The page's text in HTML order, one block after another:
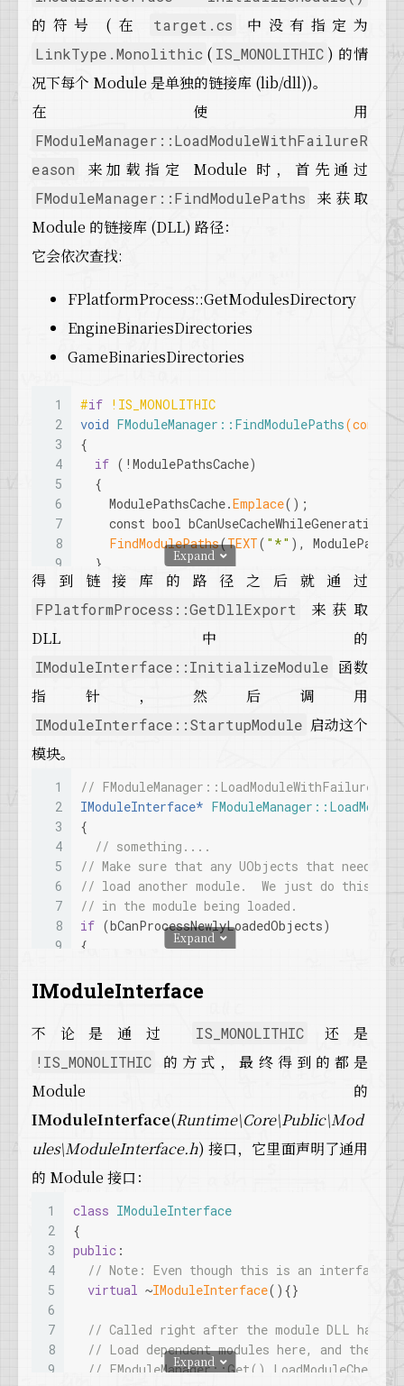
38
39
40
41
42
43
44
46
47
49
public
:
void
RegisterStaticallyLinkedModule( const
{
    StaticallyLinkedModuleInitializers.
  }
private :
/** Map of module names to a delegate
typedef TMap< FName,
FStaticallyLinkedModuleInitializerMap
};
16
18
19
21
22
24
25
27
28
30
32
33
44
46
47
49
50
52
(ModuleInitializerPtr != nullptr)
const FInitializeStaticallyLinkedModule&
// Initialize the module!
    ModuleInfo->Module =
    {
// Startup the module
    ModuleInfo->Module->
// The module might try to load other
ModuleInfo->LoadOrder =
// Module was started successfully!
// Set the return parameter
    }
else
    {
UE_LOG
(LogModuleManager, Warning,
OutFailureReason =
    }
IS_MONOLITHIC
else
  {
// Monolithic builds that do not have
// (FileNotFound is an acceptable error
(LogModuleManager, Warning, TEXT
  }
endif
};
的符号 (在 target.cs 中没有指定为
LinkType.Monolithic ( IS_MONOLITHIC ) 的情
况下每个 Module 是单独的链接库 (lib/dll))。
在使用
FModuleManager::LoadModuleWithFailureR
eason
来加载指定 Module 时，首先通过
FModuleManager::FindModulePaths
来获取
Module 的链接库 (DLL) 路径：
它会依次查找:
FPlatformProcess::GetModulesDirectory
EngineBinariesDirectories
GameBinariesDirectories
1
2
3
4
5
6
7
8
9
10
11
13
14
17
19
20
21
22
23
24
25
26
27
28
30
31
34
36
37
39
40
42
43
44
45
46
47
48
49
50
#if !IS_MONOLITHIC
void FModuleManager::FindModulePaths(const
{
if (!ModulePathsCache)
  {
    ModulePathsCache.
Emplace();
const bool
FindModulePaths(TEXT( "*" ),
  }
if (bCanUseCache)
// Try to use cache first
if (const FString* ModulePathPtr =
      OutModulePaths.
Add(
return;
// Wildcard for all items
if (FCString::Strcmp(NamePattern, TEXT
    {
      OutModulePaths = ModulePathsCache.
return
    }
// Wildcard search
(FCString::Strchr
bFoundItems =
FString NamePatternString
      {
if (CacheIt.Key. ToString ().
          OutModulePaths.
(CacheIt.Key,
          bFoundItems =
true ;
        }
      }
      {
      }
    }
  }
// Search through the engine directory
FindModulePathsInDirectory
Expand
得到链接库的路径之后就通过
FPlatformProcess::GetDllExport
来获取
DLL 中的
IModuleInterface::InitializeModule 函数
指针，然后调用
IModuleInterface::StartupModule 启动这个
模块。
1
2
3
4
5
6
7
8
9
11
15
16
18
19
21
22
23
24
25
26
27
28
29
30
//
IModuleInterface*
{
// something....
// Make sure that any UObjects that need to
// load another module.  We just do this so
// in the module being loaded.
if (bCanProcessNewlyLoadedObjects)
{
}
// Try to dynamically load the DLL
UE_LOG(LogModuleManager, Verbose, TEXT(
{
  TMap<FName, FString> ModulePathMap;
FindModulePaths
(),
(ModulePathMap.
OutFailureReason =
return
nullptr
  ModuleInfo->Filename =
MoveTemp
Expand
IModuleInterface
不论是通过 IS_MONOLITHIC 还是
!IS_MONOLITHIC
的方式，最终得到的都是
Module 的
IModuleInterface(Runtime\Core\Public\Mod
ules\ModuleInterface.h) 接口，它里面声明了通用
的 Module 接口：
1
2
3
4
5
6
7
8
9
class IModuleInterface
{
public :
// Note: Even though this is an interface
virtual ~IModuleInterface(){}
// Called right after the module DLL has
// Load dependent modules here, and they
//
Expand